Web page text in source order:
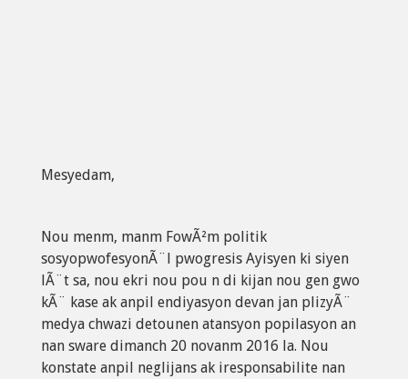
Mesyedam,
Nou menm, manm FowÃ²m politik
sosyopwofesyonÃ¨l pwogresis Ayisyen ki siyen
lÃ¨t sa, nou ekri nou pou n di kijan nou gen gwo
kÃ¨ kase ak anpil endiyasyon devan jan plizyÃ¨
medya chwazi detounen atansyon popilasyon an
nan sware dimanch 20 novanm 2016 la. Nou
konstate anpil neglijans ak iresponsabilite nan